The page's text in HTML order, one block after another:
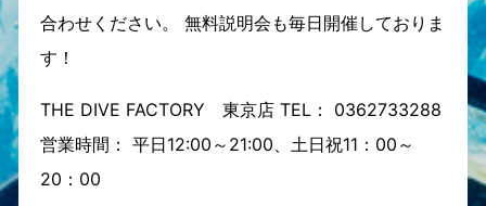
合わせください。 無料説明会も毎日開催しておりま
す！
THE DIVE FACTORY 東京店 TEL： 0362733288
営業時間： 平日12:00～21:00、土日祝11：00～
20：00